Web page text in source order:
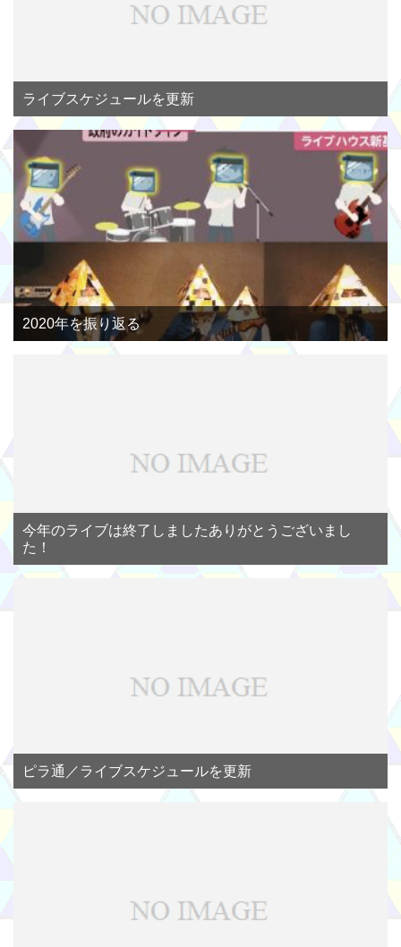
ライブスケジュールを更新
2020年を振り返る
今年のライブは終了しましたありがとうございまし
た！
ピラ通／ライブスケジュールを更新